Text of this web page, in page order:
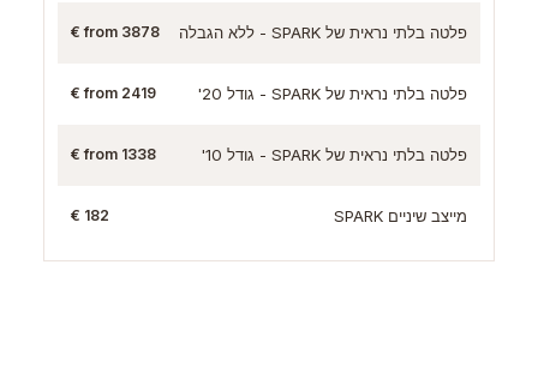
פלטה בלתי נראית של SPARK - ללא הגבלה from 3878 €
פלטה בלתי נראית של SPARK - גודל 20' from 2419 €
פלטה בלתי נראית של SPARK - גודל 10' from 1338 €
מייצב שיניים SPARK 182 €